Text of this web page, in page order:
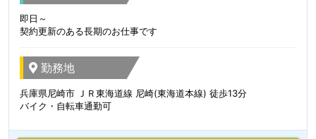
即日～
契約更新のある長期のお仕事です
勤務地
兵庫県尼崎市 ＪＲ東海道線 尼崎(東海道本線) 徒歩13分
バイク・自転車通勤可